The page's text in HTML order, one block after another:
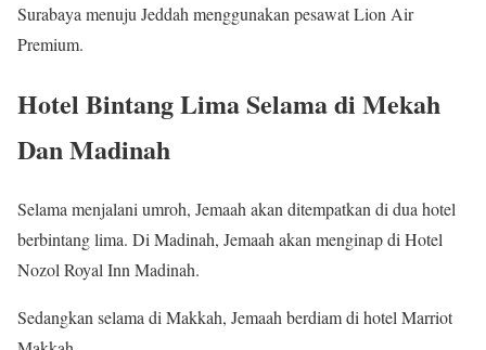
Surabaya menuju Jeddah menggunakan pesawat Lion Air
Premium.
Hotel Bintang Lima Selama di Mekah
Dan Madinah
Selama menjalani umroh, Jemaah akan ditempatkan di dua hotel
berbintang lima. Di Madinah, Jemaah akan menginap di Hotel
Nozol Royal Inn Madinah.
Sedangkan selama di Makkah, Jemaah berdiam di hotel Marriot